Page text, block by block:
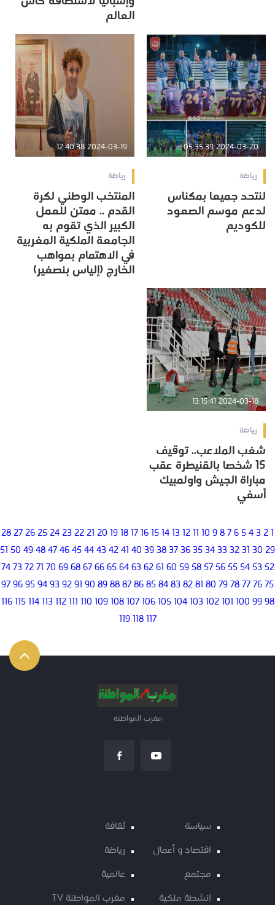
العالم
2024-03-20 05:35:39
رياضة
لنتحد جميعا بمكناس
لدعم موسم الصعود
للكوديم
2024-03-19 12:40:38
رياضة
المنتخب الوطني لكرة
القدم .. ممتن للعمل
الكبير الذي تقوم به
الجامعة الملكية المغربية
في الاهتمام بمواهب
الخارج (إلياس بنصغير)
2024-03-18 13:15:41
رياضة
شغب الملاعب.. توقيف
15 شخصا بالقنيطرة عقب
مباراة الجيش واولمبيك
أسفي
1
2
3
4
5
6
7
8
9
10
11
12
13
14
15
16
17
18
19
20
21
22
23
24
25
26
27
28
29
30
31
32
33
34
35
36
37
38
39
40
41
42
43
44
45
46
47
48
49
50
51
52
53
54
55
56
57
58
59
60
61
62
63
64
65
66
67
68
69
70
71
72
73
74
75
76
77
78
79
80
81
82
83
84
85
86
87
88
89
90
91
92
93
94
95
96
97
98
99
100
101
102
103
104
105
106
107
108
109
110
111
112
113
114
115
116
117
118
119
مغرب المواطنة
سياسة
اقتصاد و أعمال
مجتمع
انشطة ملكية
ثقافة
رياضة
عالمية
مغرب المواطنة TV